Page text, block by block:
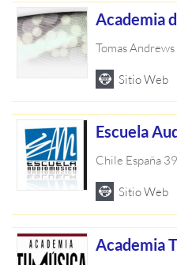
Academia
Tomas
Escuela
Chile España
Academia